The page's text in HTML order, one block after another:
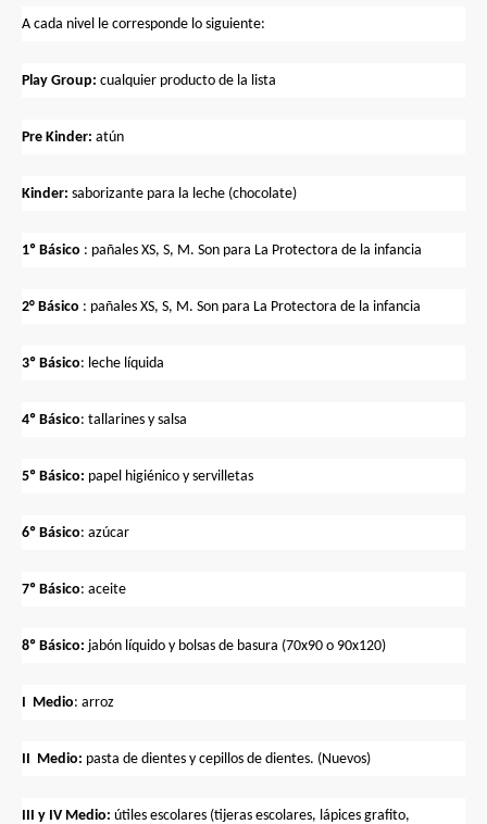
A cada nivel le corresponde lo siguiente:
Play Group: cualquier producto de la lista
Pre Kinder: atún
Kinder: saborizante para la leche (chocolate)
1º Básico : pañales XS, S, M. Son para La Protectora de la infancia
2° Básico : pañales XS, S, M. Son para La Protectora de la infancia
3º Básico: leche líquida
4º Básico: tallarines y salsa
5º Básico: papel higiénico y servilletas
6º Básico: azúcar
7º Básico: aceite
8º Básico: jabón líquido y bolsas de basura (70x90 o 90x120)
I Medio: arroz
II Medio: pasta de dientes y cepillos de dientes. (Nuevos)
III y IV Medio: útiles escolares (tijeras escolares, lápices grafito,